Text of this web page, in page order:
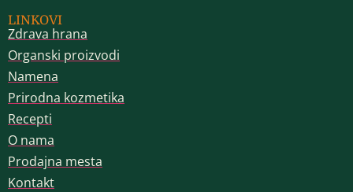
LINKOVI
Zdrava hrana
Organski proizvodi
Namena
Prirodna kozmetika
Recepti
O nama
Prodajna mesta
Kontakt